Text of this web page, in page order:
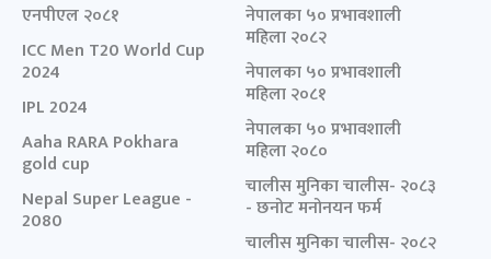
एनपीएल २०८१
ICC Men T20 World Cup
2024
IPL 2024
Aaha RARA Pokhara
gold cup
Nepal Super League -
2080
नेपालका ५० प्रभावशाली
महिला २०८२
नेपालका ५० प्रभावशाली
महिला २०८१
नेपालका ५० प्रभावशाली
महिला २०८०
चालीस मुनिका चालीस- २०८३
- छनोट मनोनयन फर्म
चालीस मुनिका चालीस- २०८२